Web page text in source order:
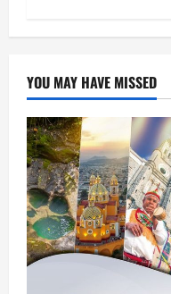
YOU MAY HAVE MISSED